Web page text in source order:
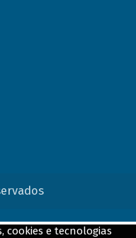
cookies e tecnologias